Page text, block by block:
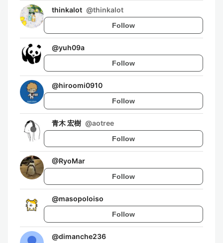
thinkalot @thinkalot
Follow
@yuh09a
Follow
@hiroomi0910
Follow
青木 宏樹 @aotree
Follow
@RyoMar
Follow
@masopoloiso
Follow
@dimanche236